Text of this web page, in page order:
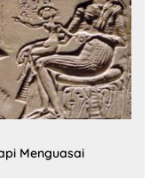
Menguasai